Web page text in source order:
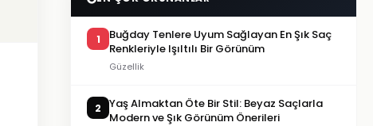
1
Buğday Tenlere Uyum Sağlayan En Şık Saç
Renkleriyle Işıltılı Bir Görünüm
Güzellik
2
Yaş Almaktan Öte Bir Stil: Beyaz Saçlarla
Modern ve Şık Görünüm Önerileri